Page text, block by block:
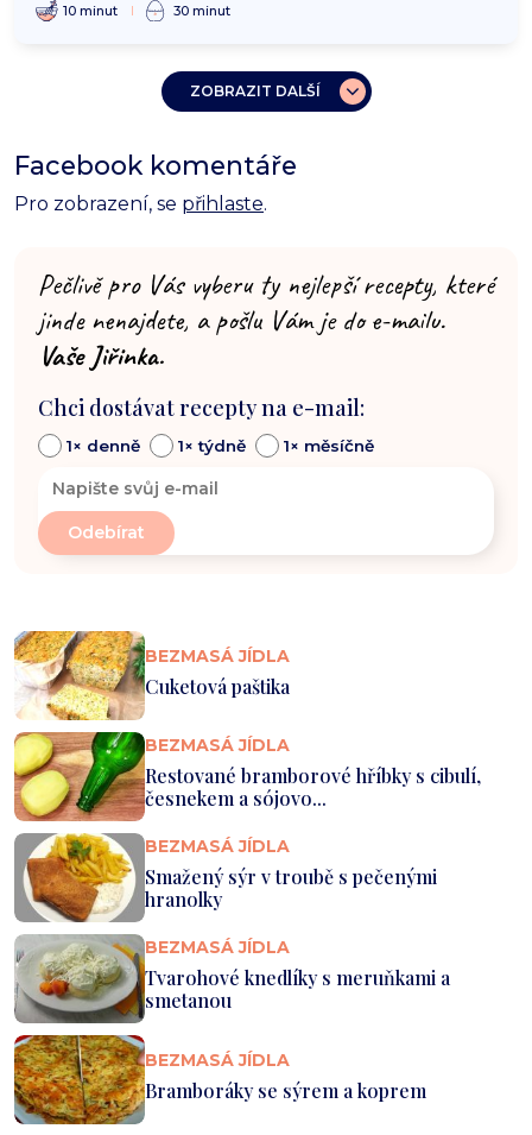
10 minut 30 minut
ZOBRAZIT DALŠÍ
Facebook komentáře
Pro zobrazení, se přihlaste.
Pečlivě pro Vás vyberu ty nejlepší recepty, které
jinde nenajdete, a pošlu Vám je do e-mailu.
Vaše Jiřinka.
Chci dostávat recepty na e-mail:
1× denně 1× týdně 1× měsíčně
BEZMASÁ JÍDLA
Cuketová paštika
BEZMASÁ JÍDLA
Restované bramborové hříbky s cibulí,
česnekem a sójovo...
BEZMASÁ JÍDLA
Smažený sýr v troubě s pečenými
hranolky
BEZMASÁ JÍDLA
Tvarohové knedlíky s meruňkami a
smetanou
BEZMASÁ JÍDLA
Bramboráky se sýrem a koprem